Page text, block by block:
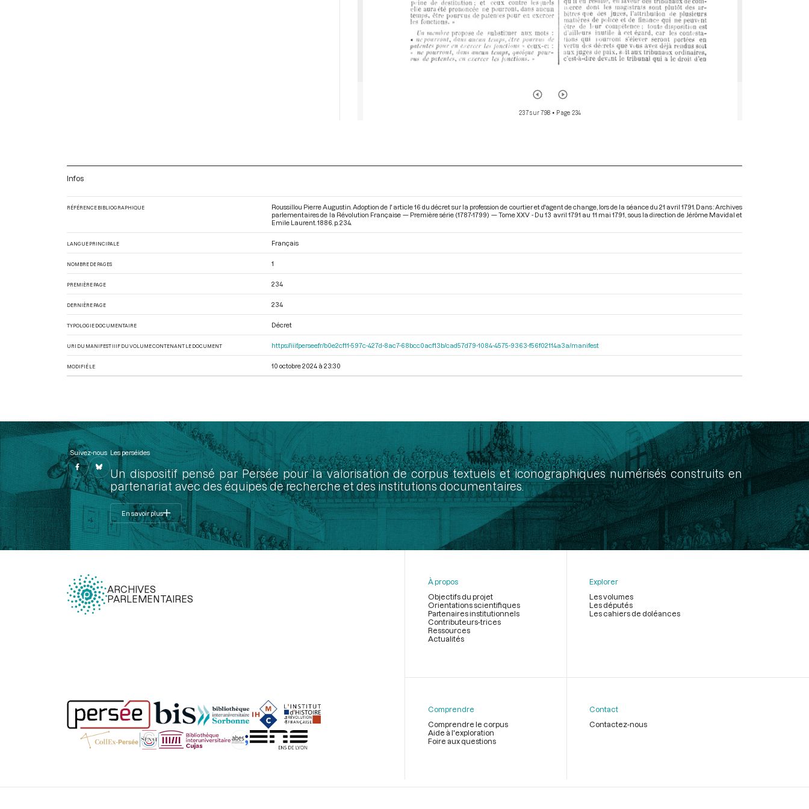
237 sur 798 • Page 234
Infos
RÉFÉRENCE BIBLIOGRAPHIQUE
Roussillou Pierre Augustin. Adoption de l' article 16 du décret sur la profession de courtier et d'agent de change, lors de la séance du 21 avril 1791. Dans : Archives
parlementaires de la Révolution Française — Première série (1787-1799) — Tome XXV - Du 13 avril 1791 au 11 mai 1791 , sous la direction de Jérôme Mavidal et
Emile Laurent. 1886. p. 234.
LANGUE PRINCIPALE Français
NOMBRE DE PAGES 1
PREMIÈRE PAGE 234
DERNIÈRE PAGE 234
TYPOLOGIE DOCUMENTAIRE Décret
URI DU MANIFEST IIIF DU VOLUME CONTENANT LE DOCUMENT https://iiif.persee.fr/b0e2cf11-597c-427d-8ac7-68bcc0acf13b/cad57d79-1084-4575-9363-f56f02114a3a/manifest
MODIFIÉ LE 10 octobre 2024 à 23:30
Suivez-nous Les perséides
Un dispositif pensé par Persée pour la valorisation de corpus textuels et iconographiques numérisés construits en
partenariat avec des équipes de recherche et des institutions documentaires.
En savoir plus
ARCHIVES
PARLEMENTAIRES
page
À propos
Objectifs du projet
Orientations scientifiques
Partenaires institutionnels
Contributeurs-trices
Ressources
Actualités
Explorer
Les volumes
Les députés
Les cahiers de doléances
Comprendre
Comprendre le corpus
Aide à l'exploration
Foire aux questions
Contact
Contactez-nous
Légal